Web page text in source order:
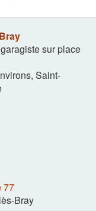
sur place
, Saint-
77
Bray